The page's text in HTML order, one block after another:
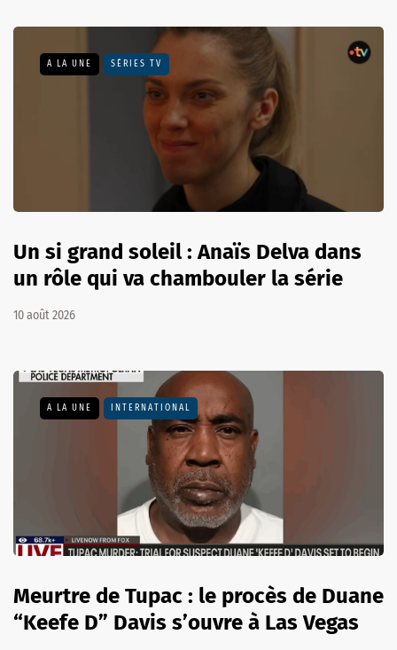
A LA UNE SÉRIES TV
Un si grand soleil : Anaïs Delva dans
un rôle qui va chambouler la série
10 août 2026
A LA UNE INTERNATIONAL
Meurtre de Tupac : le procès de Duane
“Keefe D” Davis s’ouvre à Las Vegas